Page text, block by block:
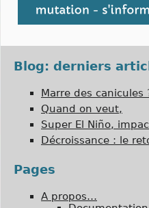
Blog: derniers
Marre des canicules
Quand on veut,
Super El Niño,
Décroissance : le
Pages
A propos…